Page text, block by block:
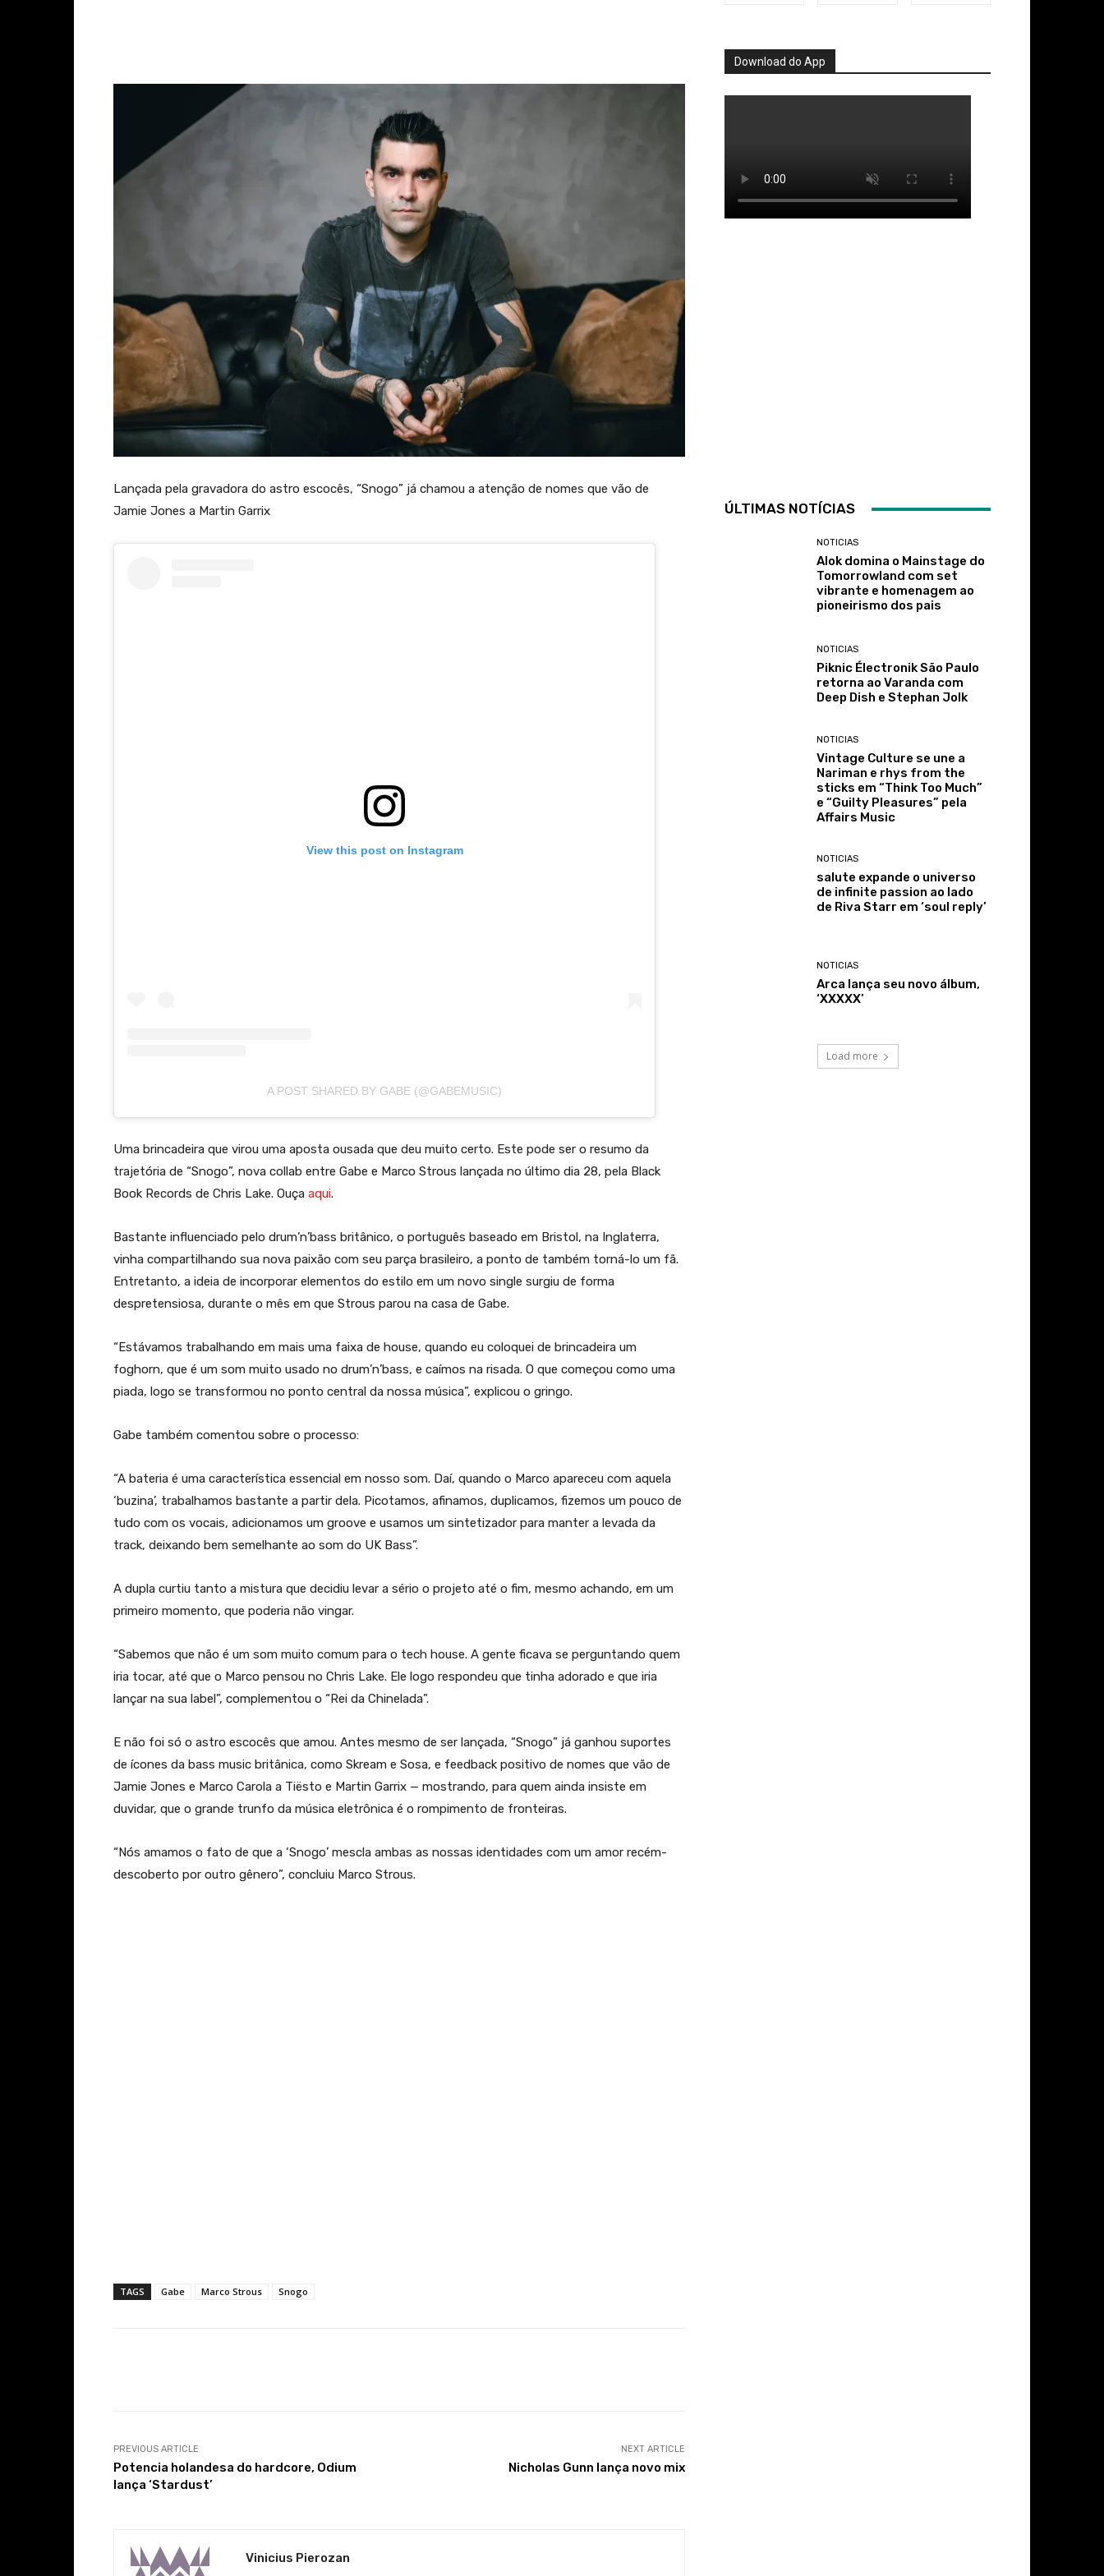
Lançada pela gravadora do astro escocês, “Snogo” já chamou a atenção de nomes que vão de
Jamie Jones a Martin Garrix
View this post on Instagram
A POST SHARED BY GABE (@GABEMUSIC)
Uma brincadeira que virou uma aposta ousada que deu muito certo. Este pode ser o resumo da
trajetória de “Snogo”, nova collab entre Gabe e Marco Strous lançada no último dia 28, pela Black
Book Records de Chris Lake. Ouça aqui.
Bastante influenciado pelo drum’n’bass britânico, o português baseado em Bristol, na Inglaterra,
vinha compartilhando sua nova paixão com seu parça brasileiro, a ponto de também torná-lo um fã.
Entretanto, a ideia de incorporar elementos do estilo em um novo single surgiu de forma
despretensiosa, durante o mês em que Strous parou na casa de Gabe.
“Estávamos trabalhando em mais uma faixa de house, quando eu coloquei de brincadeira um
foghorn, que é um som muito usado no drum’n’bass, e caímos na risada. O que começou como uma
piada, logo se transformou no ponto central da nossa música”, explicou o gringo.
Gabe também comentou sobre o processo:
“A bateria é uma característica essencial em nosso som. Daí, quando o Marco apareceu com aquela
‘buzina’, trabalhamos bastante a partir dela. Picotamos, afinamos, duplicamos, fizemos um pouco de
tudo com os vocais, adicionamos um groove e usamos um sintetizador para manter a levada da
track, deixando bem semelhante ao som do UK Bass”.
A dupla curtiu tanto a mistura que decidiu levar a sério o projeto até o fim, mesmo achando, em um
primeiro momento, que poderia não vingar.
“Sabemos que não é um som muito comum para o tech house. A gente ficava se perguntando quem
iria tocar, até que o Marco pensou no Chris Lake. Ele logo respondeu que tinha adorado e que iria
lançar na sua label”, complementou o “Rei da Chinelada”.
E não foi só o astro escocês que amou. Antes mesmo de ser lançada, “Snogo” já ganhou suportes
de ícones da bass music britânica, como Skream e Sosa, e feedback positivo de nomes que vão de
Jamie Jones e Marco Carola a Tiësto e Martin Garrix — mostrando, para quem ainda insiste em
duvidar, que o grande trunfo da música eletrônica é o rompimento de fronteiras.
“Nós amamos o fato de que a ‘Snogo’ mescla ambas as nossas identidades com um amor recém-
descoberto por outro gênero”, concluiu Marco Strous.
TAGS Gabe Marco Strous Snogo
PREVIOUS ARTICLE
Potencia holandesa do hardcore, Odium
lança ‘Stardust’
NEXT ARTICLE
Nicholas Gunn lança novo mix
Vinicius Pierozan
Download do App
ÚLTIMAS NOTÍCIAS
NOTICIAS
Alok domina o Mainstage do
Tomorrowland com set
vibrante e homenagem ao
pioneirismo dos pais
NOTICIAS
Piknic Électronik São Paulo
retorna ao Varanda com
Deep Dish e Stephan Jolk
NOTICIAS
Vintage Culture se une a
Nariman e rhys from the
sticks em “Think Too Much”
e “Guilty Pleasures” pela
Affairs Music
NOTICIAS
salute expande o universo
de infinite passion ao lado
de Riva Starr em ‘soul reply’
NOTICIAS
Arca lança seu novo álbum,
‘XXXXX’
Load more